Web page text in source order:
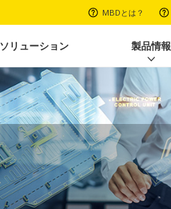
MBDとは？
ソリューション 製品情報